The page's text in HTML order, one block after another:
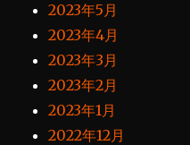
2023年5月
2023年4月
2023年3月
2023年2月
2023年1月
2022年12月